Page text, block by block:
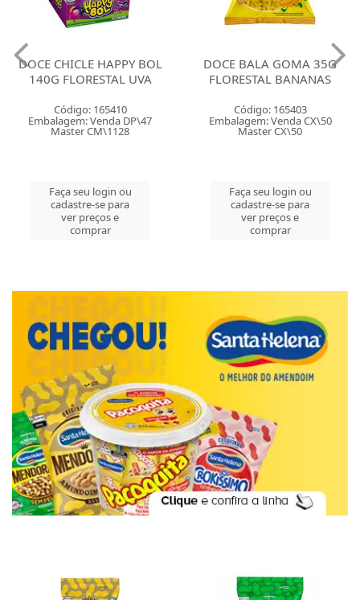
DOCE CHICLE HAPPY BOL
140G FLORESTAL UVA
Código: 165410
Embalagem: Venda DP\47
Master CM\1128
Faça seu login ou
cadastre-se para
ver preços e
comprar
DOCE BALA GOMA 35G
FLORESTAL BANANAS
Código: 165403
Embalagem: Venda CX\50
Master CX\50
Faça seu login ou
cadastre-se para
ver preços e
comprar